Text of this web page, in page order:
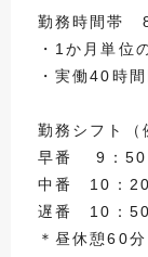
勤務時間帯
・1か月単位
・実働40時
勤務シフト（
早番 9：50
中番 10：20
遅番 10：
＊昼休憩60